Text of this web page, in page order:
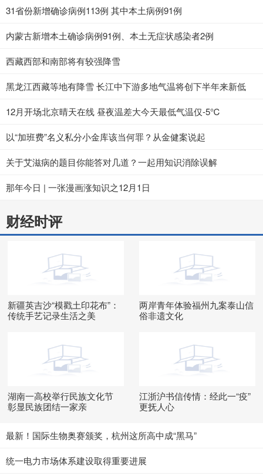
31省份新增确诊病例113例 其中本土病例91例
内蒙古新增本土确诊病例91例、本土无症状感染者2例
西藏西部和南部将有较强降雪
黑龙江西藏等地有降雪 长江中下游多地气温将创下半年来新低
12月开场北京晴天在线 昼夜温差大今天最低气温仅-5℃
以“加班费”名义私分小金库该当何罪？从金健案说起
关于艾滋病的题目你能答对几道？一起用知识消除误解
那年今日 | 一张漫画涨知识之12月1日
财经时评
新疆英吉沙“模戳土印花布”：
传统手艺记录生活之美
两岸青年体验福州九案泰山信
俗非遗文化
湖南一高校举行民族文化节
彰显民族团结一家亲
江浙沪书信传情：经此一“疫”
更抚人心
最新！国际生物奥赛颁奖，杭州这所高中成“黑马”
统一电力市场体系建设取得重要进展